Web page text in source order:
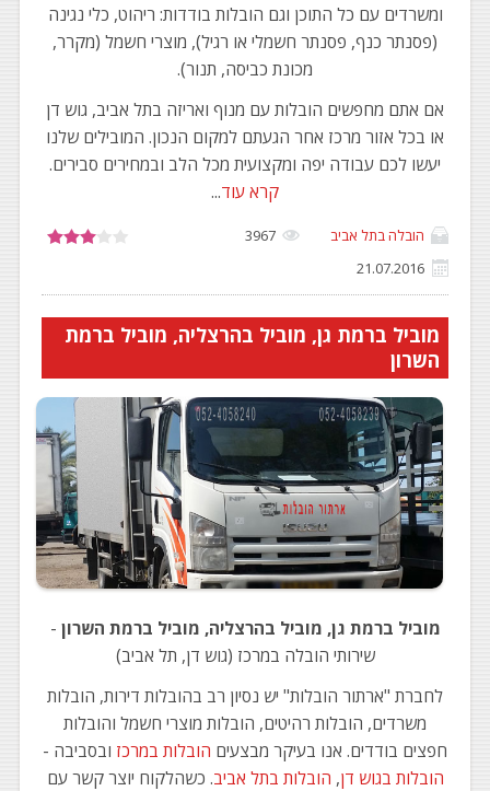
ומשרדים עם כל התוכן וגם הובלות בודדות: ריהוט, כלי נגינה
(פסנתר כנף, פסנתר חשמלי או רגיל), מוצרי חשמל (מקרר,
מכונת כביסה, תנור).
אם אתם מחפשים הובלות עם מנוף ואריזה בתל אביב, גוש דן
או בכל אזור מרכז אחר הגעתם למקום הנכון. המובילים שלנו
יעשו לכם עבודה יפה ומקצועית מכל הלב ובמחירים סבירים.
קרא עוד...
הובלה בתל אביב
3967
21.07.2016
מוביל ברמת גן, מוביל בהרצליה, מוביל ברמת
השרון
מוביל ברמת גן, מוביל בהרצליה, מוביל ברמת השרון -
שירותי הובלה במרכז (גוש דן, תל אביב)
לחברת "ארתור הובלות" יש נסיון רב בהובלות דירות, הובלות
משרדים, הובלות רהיטים, הובלות מוצרי חשמל והובלות
חפצים בודדים. אנו בעיקר מבצעים הובלות במרכז ובסביבה -
הובלות בגוש דן, הובלות בתל אביב. כשהלקוח יוצר קשר עם